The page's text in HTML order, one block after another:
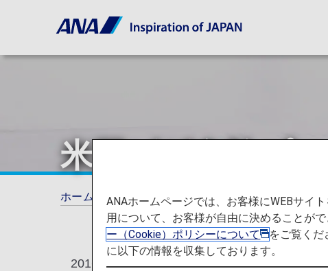
米国ビザ免除プ
ホーム ご旅行の準備 各国の特別なお知らせ
2016年1月21日、米国は「ビザ免除プログラ
ANAホームページでは、お客様にWEBサイ
用について、お客様が自由に決めることが
ー（Cookie）ポリシーについて
をご覧く
に以下の情報を収集しております。